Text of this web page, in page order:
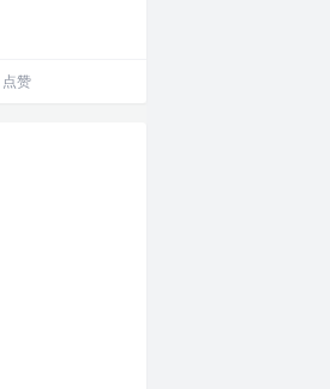
点赞